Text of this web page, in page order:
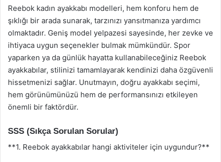
Reebok kadın ayakkabı modelleri, hem konforu hem de
şıklığı bir arada sunarak, tarzınızı yansıtmanıza yardımcı
olmaktadır. Geniş model yelpazesi sayesinde, her zevke ve
ihtiyaca uygun seçenekler bulmak mümkündür. Spor
yaparken ya da günlük hayatta kullanabileceğiniz Reebok
ayakkabılar, stilinizi tamamlayarak kendinizi daha özgüvenli
hissetmenizi sağlar. Unutmayın, doğru ayakkabı seçimi,
hem görünümünüzü hem de performansınızı etkileyen
önemli bir faktördür.
SSS (Sıkça Sorulan Sorular)
**1. Reebok ayakkabılar hangi aktiviteler için uygundur?**